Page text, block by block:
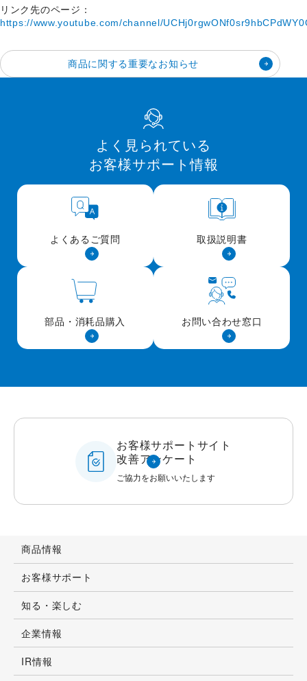
リンク先のページ：
https://www.youtube.com/channel/
商品に関する重要なお知らせ
よく見られている
お客様サポート情報
よくあるご質問 取扱説明書
部品・消耗品購入 お問い合わせ窓口
お客様サポートサイト
改善アンケート
ご協力をお願いいたします
商品情報
お客様サポート
知る・楽しむ
企業情報
IR情報